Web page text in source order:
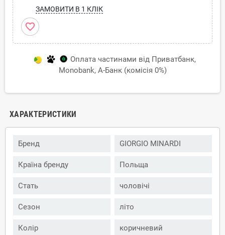
ЗАМОВИТИ В 1 КЛІК
favorite_border
Оплата частинами від Приватбанк,
Monobank, А-Банк (комісія 0%)
ХАРАКТЕРИСТИКИ
Бренд GIORGIO MINARDI
Країна бренду Польща
Стать чоловічі
Сезон літо
Колір коричневий